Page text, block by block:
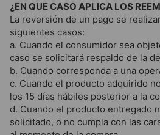
¿EN QUE CASO APLICA LOS
La reversión de un pago se
siguientes casos:
a. Cuando el consumidor sea
caso se solicitará respaldo de la
b. Cuando corresponda a una
c. Cuando el producto adquirido
los 15 días hábiles posterior a la
d. Cuando el producto entregado
solicitado, o no cumpla con las